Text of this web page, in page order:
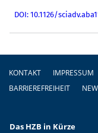
DOI: 10.1126/
Fußzeile
KONTAKT IMPRESSUM
BARRIEREFREIHEIT
Das HZB in Kürze